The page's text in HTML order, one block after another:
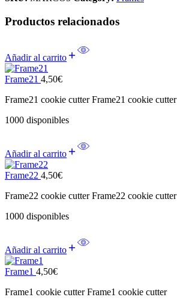
Productos relacionados
Añadir al carrito
Frame21 4,50€
Frame21 cookie cutter Frame21 cookie cutter
1000 disponibles
Añadir al carrito
Frame22 4,50€
Frame22 cookie cutter Frame22 cookie cutter
1000 disponibles
Añadir al carrito
Frame1 4,50€
Frame1 cookie cutter Frame1 cookie cutter